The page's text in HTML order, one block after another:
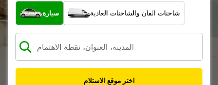
ما نوع المركبة؟
سيارة شاحنات الفان والشاحنات العادية
اختر موقع الاستلام